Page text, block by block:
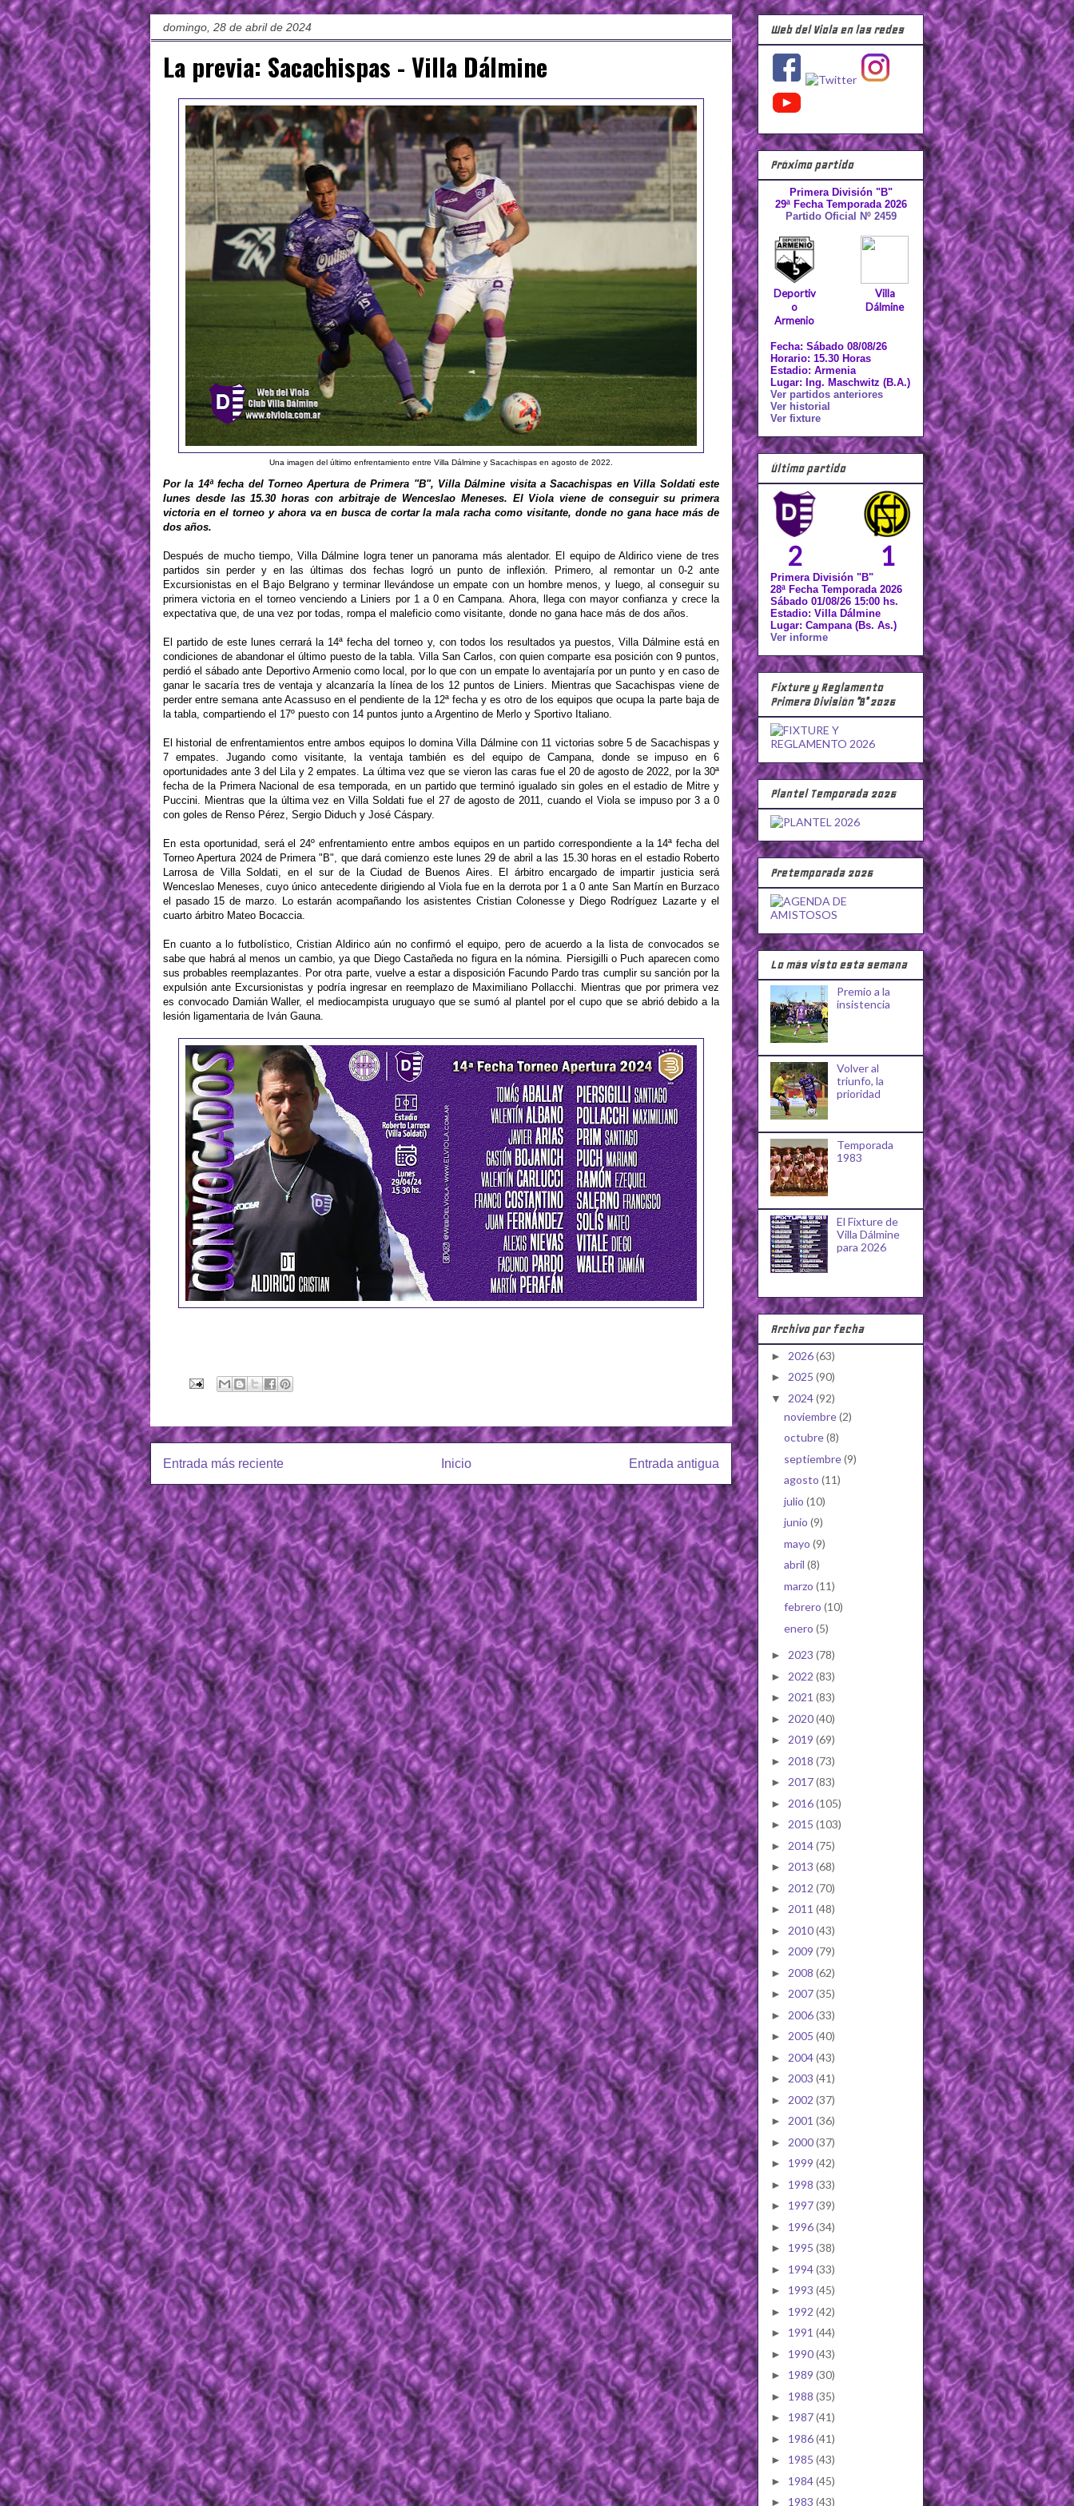
domingo, 28 de abril de 2024
La previa: Sacachispas - Villa Dálmine
Una imagen del último enfrentamiento entre Villa Dálmine y Sacachispas en agosto de 2022.
Por la 14ª fecha del Torneo Apertura de Primera "B", Villa Dálmine visita a Sacachispas en Villa Soldati este
lunes desde las 15.30 horas con arbitraje de Wenceslao Meneses. El Viola viene de conseguir su primera
victoria en el torneo y ahora va en busca de cortar la mala racha como visitante, donde no gana hace más de
dos años.
Después de mucho tiempo, Villa Dálmine logra tener un panorama más alentador. El equipo de Aldirico viene de tres
partidos sin perder y en las últimas dos fechas logró un punto de inflexión. Primero, al remontar un 0-2 ante
Excursionistas en el Bajo Belgrano y terminar llevándose un empate con un hombre menos, y luego, al conseguir su
primera victoria en el torneo venciendo a Liniers por 1 a 0 en Campana. Ahora, llega con mayor confianza y crece la
expectativa que, de una vez por todas, rompa el maleficio como visitante, donde no gana hace más de dos años.
El partido de este lunes cerrará la 14ª fecha del torneo y, con todos los resultados ya puestos, Villa Dálmine está en
condiciones de abandonar el último puesto de la tabla. Villa San Carlos, con quien comparte esa posición con 9 puntos,
perdió el sábado ante Deportivo Armenio como local, por lo que con un empate lo aventajaría por un punto y en caso de
ganar le sacaría tres de ventaja y alcanzaría la línea de los 12 puntos de Liniers. Mientras que Sacachispas viene de
perder entre semana ante Acassuso en el pendiente de la 12ª fecha y es otro de los equipos que ocupa la parte baja de
la tabla, compartiendo el 17º puesto con 14 puntos junto a Argentino de Merlo y Sportivo Italiano.
El historial de enfrentamientos entre ambos equipos lo domina Villa Dálmine con 11 victorias sobre 5 de Sacachispas y
7 empates. Jugando como visitante, la ventaja también es del equipo de Campana, donde se impuso en 6
oportunidades ante 3 del Lila y 2 empates. La última vez que se vieron las caras fue el 20 de agosto de 2022, por la 30ª
fecha de la Primera Nacional de esa temporada, en un partido que terminó igualado sin goles en el estadio de Mitre y
Puccini. Mientras que la última vez en Villa Soldati fue el 27 de agosto de 2011, cuando el Viola se impuso por 3 a 0
con goles de Renso Pérez, Sergio Diduch y José Cáspary.
En esta oportunidad, será el 24º enfrentamiento entre ambos equipos en un partido correspondiente a la 14ª fecha del
Torneo Apertura 2024 de Primera "B", que dará comienzo este lunes 29 de abril a las 15.30 horas en el estadio Roberto
Larrosa de Villa Soldati, en el sur de la Ciudad de Buenos Aires. El árbitro encargado de impartir justicia será
Wenceslao Meneses, cuyo único antecedente dirigiendo al Viola fue en la derrota por 1 a 0 ante San Martín en Burzaco
el pasado 15 de marzo. Lo estarán acompañando los asistentes Cristian Colonesse y Diego Rodríguez Lazarte y el
cuarto árbitro Mateo Bocaccia.
En cuanto a lo futbolístico, Cristian Aldirico aún no confirmó el equipo, pero de acuerdo a la lista de convocados se
sabe que habrá al menos un cambio, ya que Diego Castañeda no figura en la nómina. Piersigilli o Puch aparecen como
sus probables reemplazantes. Por otra parte, vuelve a estar a disposición Facundo Pardo tras cumplir su sanción por la
expulsión ante Excursionistas y podría ingresar en reemplazo de Maximiliano Pollacchi. Mientras que por primera vez
es convocado Damián Waller, el mediocampista uruguayo que se sumó al plantel por el cupo que se abrió debido a la
lesión ligamentaria de Iván Gauna.
Entrada más reciente Entrada antigua
Inicio
Web del Viola en las redes
Próximo partido
Primera División "B"
29ª Fecha Temporada 2026
Partido Oficial Nº 2459
Deportiv
o
Armenio
Villa
Dálmine
Fecha: Sábado 08/08/26
Horario: 15.30 Horas
Estadio: Armenia
Lugar: Ing. Maschwitz (B.A.)
Ver partidos anteriores
Ver historial
Ver fixture
Último partido
2 1
Primera División "B"
28ª Fecha Temporada 2026
Sábado 01/08/26 15:00 hs.
Estadio: Villa Dálmine
Lugar: Campana (Bs. As.)
Ver informe
Fixture y Reglamento
Primera División "B" 2026
Plantel Temporada 2026
Pretemporada 2026
Lo más visto esta semana
Premio a la
insistencia
Volver al
triunfo, la
prioridad
Temporada
1983
El Fixture de
Villa Dálmine
para 2026
Archivo por fecha
► 2026(63)
► 2025 (90)
▼ 2024(92)
noviembre(2)
octubre(8)
septiembre(9)
agosto (11)
julio (10)
junio (9)
mayo (9)
abril (8)
marzo (11)
febrero (10)
enero (5)
► 2023 (78)
► 2022 (83)
► 2021 (83)
► 2020(40)
► 2019 (69)
► 2018 (73)
► 2017(83)
► 2016(105)
► 2015 (103)
► 2014(75)
► 2013 (68)
► 2012 (70)
► 2011 (48)
► 2010(43)
► 2009 (79)
► 2008 (62)
► 2007(35)
► 2006(33)
► 2005 (40)
► 2004(43)
► 2003 (41)
► 2002 (37)
► 2001 (36)
► 2000(37)
► 1999 (42)
► 1998 (33)
► 1997(39)
► 1996(34)
► 1995 (38)
► 1994(33)
► 1993 (45)
► 1992 (42)
► 1991 (44)
► 1990(43)
► 1989 (30)
► 1988 (35)
► 1987(41)
► 1986(41)
► 1985 (43)
► 1984(45)
► 1983 (43)